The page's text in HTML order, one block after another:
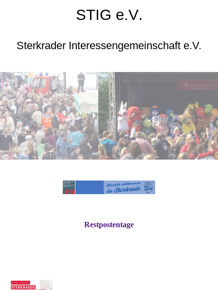
STIG e.V.
Sterkrader Interessengemeinschaft e.V.
Restpostentage